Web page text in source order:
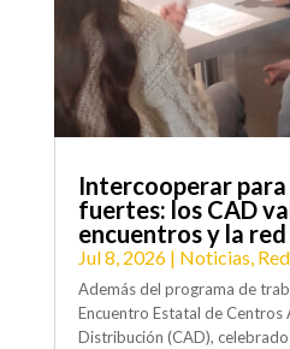
Intercooperar para
fuertes: los CAD
encuentros y la red
Jul 8, 2026| Noticias,
Además del programa de
Encuentro Estatal de Centros
Distribución (CAD),